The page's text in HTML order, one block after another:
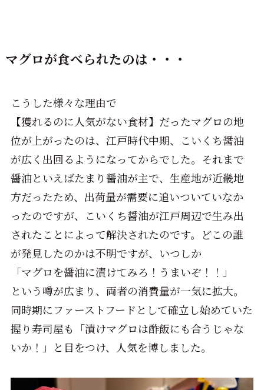
マグロが食べられたのは・・・
こうした様々な理由で
【獲れるのに人気がない食材】だったマグロの地
位が上がったのは、江戸時代中期、こいくち醤油
が広く出回るようになってからでした。それまで
醤油といえばたまり醤油が主で、生産地が近畿地
方だったため、出荷量が需要に追いついていなか
ったのですが、こいくち醤油が江戸周辺で生み出
されたことによって解決されたのです。どこの誰
が発見したのかは不明ですが、いつしか
「マグロを醤油に漬けてみろ！うまいぞ！！」
という噂が広まり、両者の消費量が一気に拡大。
同時期にファーストフードとして確立し始めていた
握り寿司屋も「漬けマグロは酢飯にも合うじゃな
いか！」と目をつけ、人気を博しました。